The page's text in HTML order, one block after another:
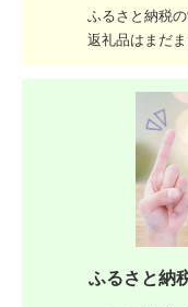
ふるさと納税
返礼品はまだ
ふるさと納